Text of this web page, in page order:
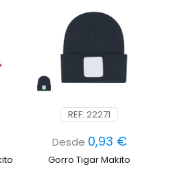
REF: 22271
Desde 0,93 €
Gorro Tigar Makito